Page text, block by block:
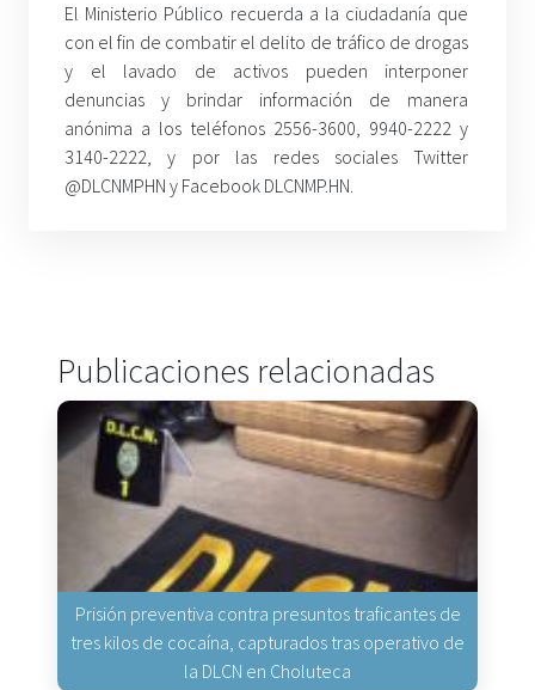
El Ministerio Público recuerda a la ciudadanía que
con el fin de combatir el delito de tráfico de drogas
y el lavado de activos pueden interponer
denuncias y brindar información de manera
anónima a los teléfonos 2556-3600, 9940-2222 y
3140-2222, y por las redes sociales Twitter
@DLCNMPHN y Facebook DLCNMP.HN.
Publicaciones relacionadas
Prisión preventiva contra presuntos traficantes de
tres kilos de cocaína, capturados tras operativo de
la DLCN en Choluteca